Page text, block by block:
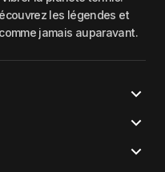
les légendes et
jamais auparavant.